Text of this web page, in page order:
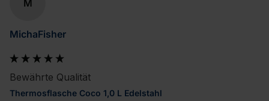
M
MichaFisher
Bewährte Qualität
Thermosflasche Coco 1,0 L Edelstahl